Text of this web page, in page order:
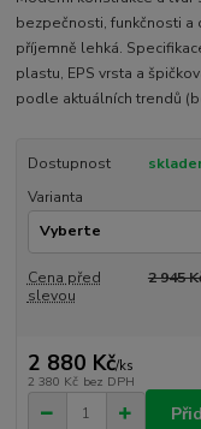
bezpečnosti, funkčnosti
příjemně lehká.
plastu, EPS vrsta a
podle aktuálních trendů
Dostupnost
Varianta
Cena před
slevou
2 945
2 880 Kč/ks
2 380 Kč bez DPH